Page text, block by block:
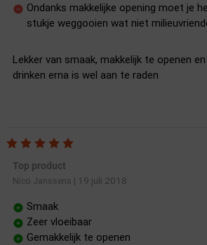
Ondanks makkelijke opening moet je
stukje weggooien wat niet
Lekker van smaak, makkelijk te openen
drinken erna is wel aan te raden
Top product
Nico Janssens 19 juli 2018
Smaak
Zeer vloeibaar
Gemakkelijk te openen